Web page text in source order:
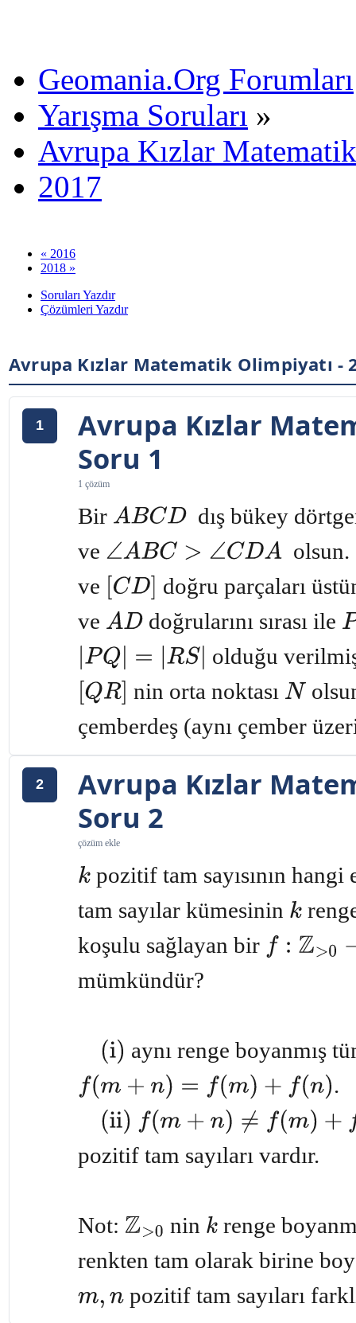
Geomania.Org Forumları
Yarışma Soruları »
Avrupa Kızlar
2017
« 2016
2018 »
Soruları Yazdır
Çözümleri Yazdır
Avrupa Kızlar Matematik Olimpiyatı -
1
Avrupa Kızlar
Soru 1
1 çözüm
Bir ABCD
dış bükey
ve ∠ABC>∠CDA olsun.
ve CD]
doğru parçaları
ve AD doğrularını sırası ile P
PQ |RS olduğu
QR] nin orta noktası N
çemberdeş (aynı çember
2
Avrupa Kızlar
Soru 2
çözüm ekle
k pozitif tam sayısının
tam sayılar kümesinin
k
koşulu sağlayan bir
f:Z 0 →Z> 0
mümkündür?
(i) aynı renge boyanmış
f(m+ n )=f m)+ n ) .
(ii) f(m+ n )≠f( m)+ n )
pozitif tam sayıları vardır.
Not: Z>0 nin k
renge
renkten tam olarak birine
m, n pozitif tam sayıları